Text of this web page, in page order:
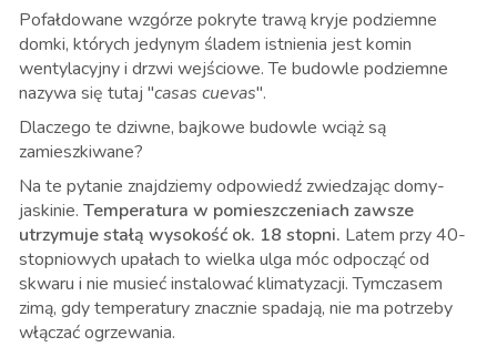
Pofałdowane wzgórze pokryte trawą kryje podziemne
domki, których jedynym śladem istnienia jest komin
wentylacyjny i drzwi wejściowe. Te budowle podziemne
nazywa się tutaj "casas cuevas".
Dlaczego te dziwne, bajkowe budowle wciąż są
zamieszkiwane?
Na te pytanie znajdziemy odpowiedź zwiedzając domy-
jaskinie. Temperatura w pomieszczeniach zawsze
utrzymuje stałą wysokość ok. 18 stopni. Latem przy 40-
stopniowych upałach to wielka ulga móc odpocząć od
skwaru i nie musieć instalować klimatyzacji. Tymczasem
zimą, gdy temperatury znacznie spadają, nie ma potrzeby
włączać ogrzewania.